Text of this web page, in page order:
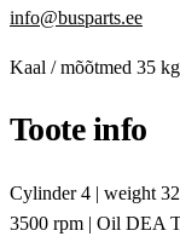
info@busparts.ee
Kaal / mõõtmed 35 kg
Toote info
Cylinder 4 | weight
3500 rpm | Oil DEA